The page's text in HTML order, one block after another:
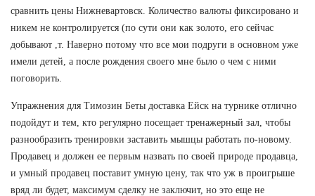
сравнить цены Нижневартовск. Количество валюты фиксировано и
никем не контролируется (по сути они как золото, его сейчас
добывают ,т. Наверно потому что все мои подруги в основном уже
имели детей, а после рождения своего мне было о чем с ними
поговорить.
Упражнения для Tимозин Беты доставка Ейск на турнике отлично
подойдут и тем, кто регулярно посещает тренажерный зал, чтобы
разнообразить тренировки заставить мышцы работать по-новому.
Продавец и должен ее первым назвать по своей природе продавца,
и умный продавец поставит умную цену, так что уж в проигрыше
вряд ли будет, максимум сделку не заключит, но это еще не